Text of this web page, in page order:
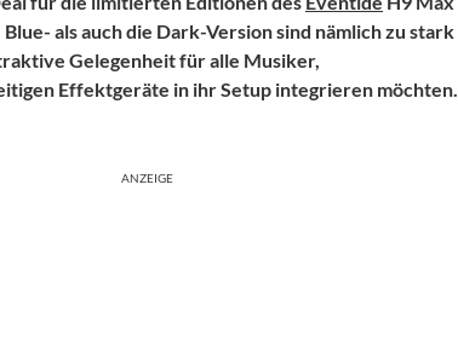
als auch die Dark-Version sind nämlich zu stark
Gelegenheit für alle Musiker,
Effektgeräte in ihr Setup integrieren möchten.
ANZEIGE